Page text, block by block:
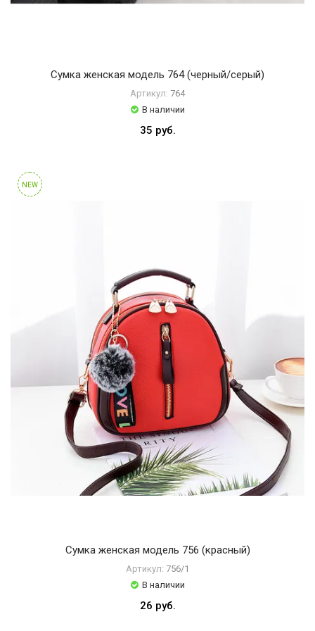
Сумка женская модель 764 (черный/серый)
Артикул: 764
В наличии
35 руб.
NEW
Сумка женская модель 756 (красный)
Артикул: 756/1
В наличии
26 руб.